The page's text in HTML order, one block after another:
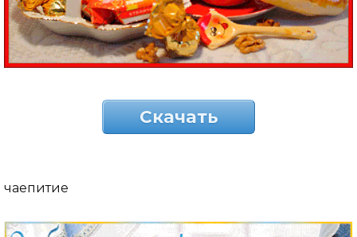
Скачать
чаепитие